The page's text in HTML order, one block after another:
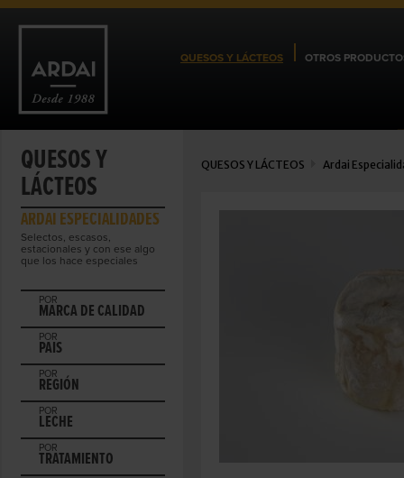
QUESOS Y LÁCTEOS OTROS
QUESOS Y
LÁCTEOS
ARDAI ESPECIALIDADES
Selectos, escasos,
estacionales y con ese algo
que los hace especiales
POR
MARCA DE CALIDAD
POR
PAIS
POR
REGIÓN
POR
LECHE
POR
TRATAMIENTO
QUESOS Y LÁCTEOS Ardai